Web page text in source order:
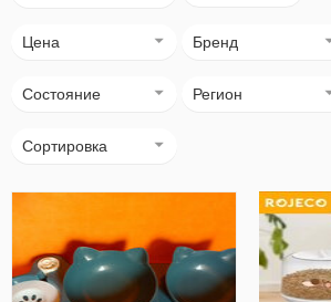
Цена Бренд
Состояние Регион
Сортировка